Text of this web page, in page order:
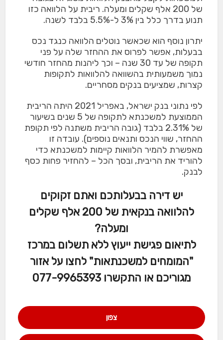
של 200 אלף שקלים ומעלה. ריבית על הלוואה כזו
תנוע בדרך כלל בין 3% ל-5.5% בלבד לשנה.
יתרון נוסף הוא שכאשר נוטלים הלוואה כנגד נכס
בבעלות, אפשר לפרוס את ההחזר שלה על פני
תקופה של עד 30 שנה – וכך ליהנות מהחזר חודשי
נמוך משמעותית בהשוואה להלוואות לתקופות
קצרות, שמציעים בנקים מסחריים.
לפי נתוני בנק ישראל, באפריל 2021 היתה הריבית
הממוצעת למשכנתא לתקופה של 5 שנים בשיעור
של 2.31% בלבד (גובה הריבית משתנה לפי תקופת
ההחזר, שווי הנכס ותנאים נוספים). עובדה זו
מאפשרת להמיר הלוואות קיימות למשכנתא כדי
להוריד את הריבית, ובסך הכל – להחזיר פחות כסף
לבנק.
יש דירה בבעלותכם ואתם זקוקים
להלוואה בנקאית של 200 אלף שקלים
ומעלה?
לתיאום פגישת ייעוץ ללא תשלום במרכז
"המומחים למשכנתאות" לחצו על אזור
מגוריכם או התקשרו 077-9965393
צפון